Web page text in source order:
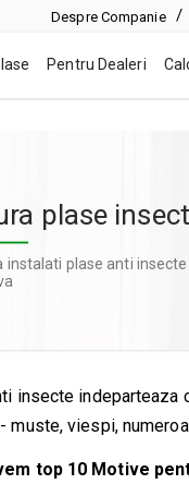
Despre Companie
Pentru Dealeri
plase
instalati plase anti insecte
insecte
muste, viespi,
top 10 Motive